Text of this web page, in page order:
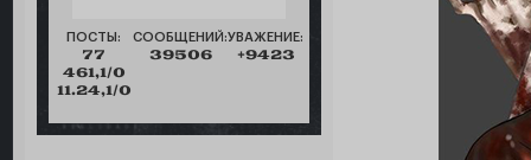
ПОСТЫ:
77
461,1/0
11.24,1/0
СООБЩЕНИЙ:
39506
УВАЖЕНИЕ:
+9423